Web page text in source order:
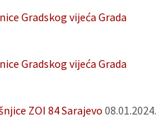
Gradskog vijeća Grada
Gradskog vijeća Grada
ZOI 84 Sarajevo 08.01.2024.